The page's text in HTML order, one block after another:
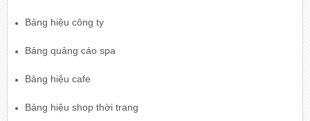
Bảng hiệu công ty
Bảng quảng cáo spa
Bảng hiệu cafe
Bảng hiệu shop thời trang